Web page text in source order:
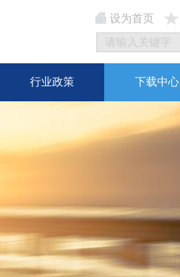
设为首页
行业政策 下载中心